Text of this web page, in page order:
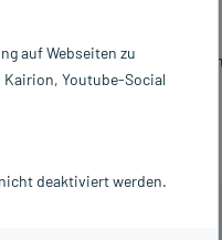
CHEPLAPHARM Arzneimittel
auf Webseiten zu
Kairion, Youtube-Social
deaktiviert werden.